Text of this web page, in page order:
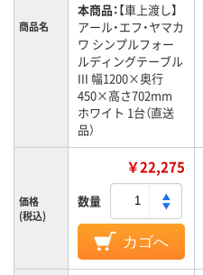
商品名
本商品：【車上渡し】
アール・エフ・ヤマカ
ワ シンプルフォー
ルディングテーブル
III 幅1200×奥行
450×高さ702mm
ホワイト 1台（直送
品）
価格
(税込)
￥22,275
数量
カゴへ